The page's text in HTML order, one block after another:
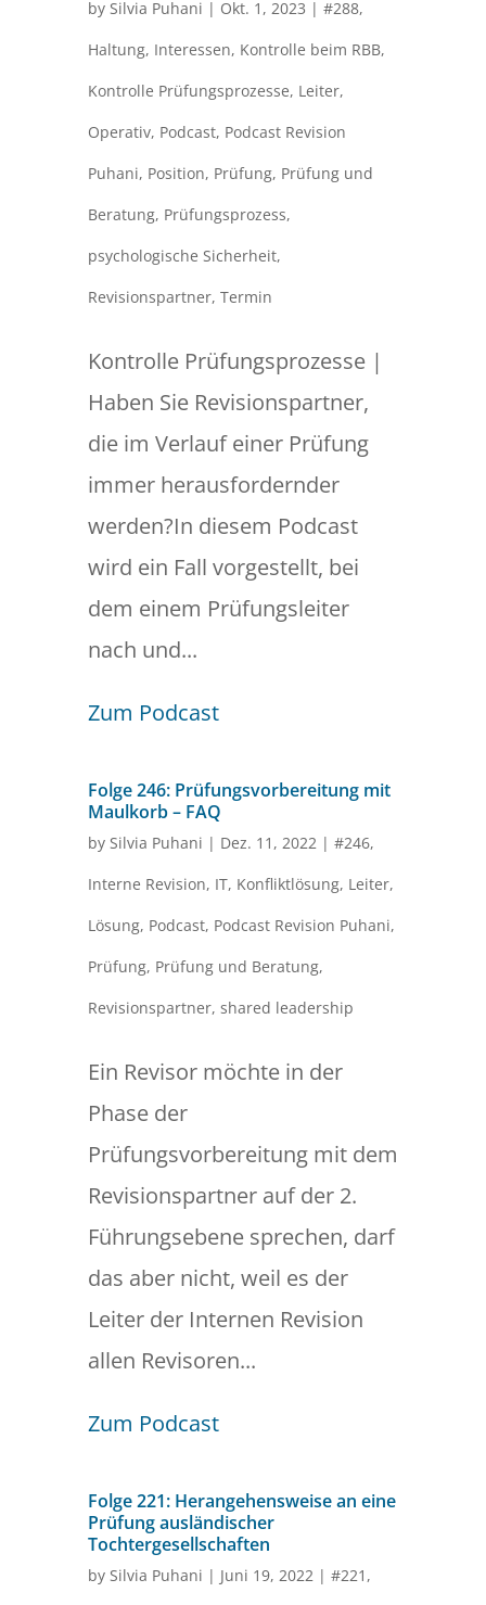
by Silvia Puhani | Okt. 1, 2023 | #288,
Haltung, Interessen, Kontrolle beim RBB,
Kontrolle Prüfungsprozesse, Leiter,
Operativ, Podcast, Podcast Revision
Puhani, Position, Prüfung, Prüfung und
Beratung, Prüfungsprozess,
psychologische Sicherheit,
Revisionspartner, Termin
Kontrolle Prüfungsprozesse |
Haben Sie Revisionspartner,
die im Verlauf einer Prüfung
immer herausfordernder
werden?In diesem Podcast
wird ein Fall vorgestellt, bei
dem einem Prüfungsleiter
nach und...
Zum Podcast
Folge 246: Prüfungsvorbereitung mit
Maulkorb – FAQ
by Silvia Puhani | Dez. 11, 2022| #246,
Interne Revision, IT, Konfliktlösung, Leiter,
Lösung, Podcast, Podcast Revision Puhani,
Prüfung, Prüfung und Beratung,
Revisionspartner, shared leadership
Ein Revisor möchte in der
Phase der
Prüfungsvorbereitung mit dem
Revisionspartner auf der 2.
Führungsebene sprechen, darf
das aber nicht, weil es der
Leiter der Internen Revision
allen Revisoren...
Zum Podcast
Folge 221: Herangehensweise an eine
Prüfung ausländischer
Tochtergesellschaften
by Silvia Puhani | Juni 19, 2022| #221 ,